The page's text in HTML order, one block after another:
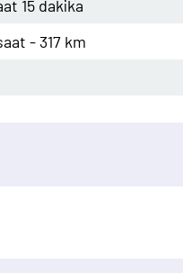
15 dakika
- 317 km